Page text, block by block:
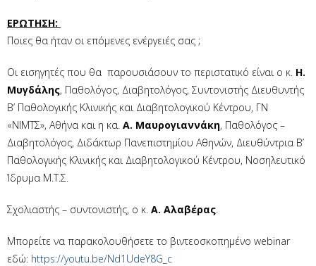
ΕΡΩΤΗΣΗ:
Ποιες θα ήταν οι επόμενες ενέργειές σας ;
Οι εισηγητές που θα παρουσιάσουν το περιστατικό είναι ο κ. Η.
Μυγδάλης, Παθολόγος, Διαβητολόγος, Συντονιστής Διευθυντής
Β’ Παθολογικής Κλινικής και Διαβητολογικού Κέντρου, ΓΝ
«ΝΙΜΤΣ», Αθήνα και η κα. Α. Μαυρογιαννάκη, Παθολόγος –
Διαβητολόγος, Διδάκτωρ Πανεπιστημίου Αθηνών, Διευθύντρια Β’
Παθολογικής Κλινικής και Διαβητολογικού Κέντρου, Νοσηλευτικό
Ίδρυμα Μ.Τ.Σ.
Σχολιαστής – συντονιστής, ο κ. Α. Αλαβέρας
Μπορείτε να παρακολουθήσετε το βιντεοσκοπημένο webinar
εδώ: https://youtu.be/Nd1UdeY8G_c